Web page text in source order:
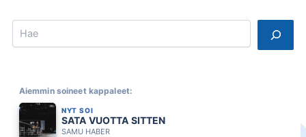
Search
Aiemmin soineet kappaleet:
NYT SOI
SATA VUOTTA SITTEN
SAMU HABER